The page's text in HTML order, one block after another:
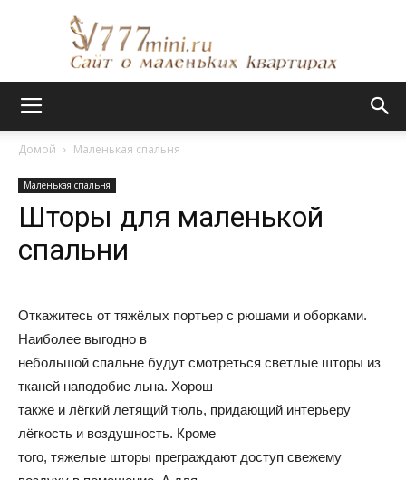
и
Домой Маленькая спальня
Маленькая спальня
Шторы для маленькой
спальни
Откажитесь от тяжёлых портьер с рюшами и оборками.
Наиболее выгодно в
небольшой спальне будут смотреться светлые шторы из
тканей наподобие льна. Хорош
также и лёгкий летящий тюль, придающий интерьеру
лёгкость и воздушность. Кроме
того, тяжелые шторы преграждают доступ свежему